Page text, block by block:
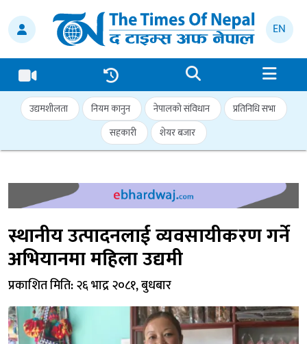
EN
उद्यमशीलता नियम कानुन नेपालको संविधान
प्रतिनिधि सभा
सहकारी
शेयर बजार
स्थानीय उत्पादनलाई व्यवसायीकरण गर्ने
अभियानमा महिला उद्यमी
प्रकाशित मिति: २६ भाद्र २०८१, बुधबार